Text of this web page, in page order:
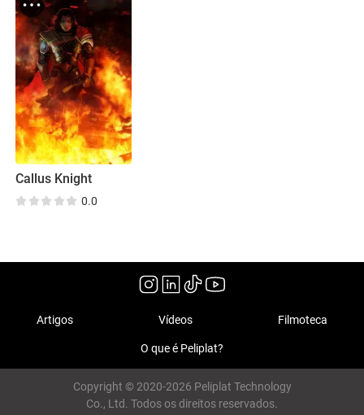
Callus Knight
0.0
Artigos Vídeos Filmoteca
O que é Peliplat?
Copyright © 2020-2026 Peliplat Technology
Co., Ltd. Todos os direitos reservados.